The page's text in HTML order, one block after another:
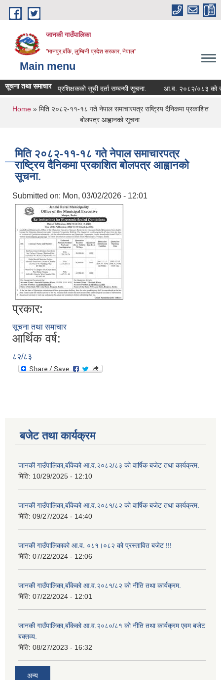
Skip to main content
जानकी गाउँपालिका
"मानपुर,बाँके, लुम्बिनी प्रदेश सरकार, नेपाल"
Main menu
सूचना तथा समाचारप्रशिक्षकको सूची दर्ता सम्बन्धी सूचना. आ.व. २०८२/०८३ को सम्पत्ति
You are here
Home » मिति २०८२-११-१८ गते नेपाल समाचारपत्र राष्ट्रिय दैनिकमा प्रकाशित
बोलपत्र आह्वानको सूचना.
मिति २०८२-११-१८ गते नेपाल समाचारपत्र
राष्ट्रिय दैनिकमा प्रकाशित बोलपत्र आह्वानको
सूचना.
Submitted on: Mon, 03/02/2026 - 12:01
प्रकार:
सूचना तथा समाचार
आर्थिक वर्ष:
८२/८३
बजेट तथा कार्यक्रम
जानकी गाउँपालिका,बाँकेको आ.व.२०८२/८३ को वार्षिक बजेट तथा कार्यक्रम.
मिति: 10/29/2025 - 12:10
जानकी गाउँपालिका,बाँकेको आ.व.२०८१/८२ को वार्षिक बजेट तथा कार्यक्रम.
मिति: 09/27/2024 - 14:40
जानकी गाउँपालिकाको आ.व. ०८१।०८२ को प्रस्तावित बजेट !!!
मिति: 07/22/2024 - 12:06
जानकी गाउँपालिका,बाँकेको आ.व.२०८१/८२ को नीति तथा कार्यक्रम.
मिति: 07/22/2024 - 12:01
जानकी गाउँपालिका,बाँकेको आ.व.२०८०/८१ को नीति तथा कार्यक्रम एवम बजेट
बक्तव्य.
मिति: 08/27/2023 - 16:32
अन्य